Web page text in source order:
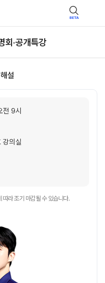
BETA
회·공개특강
설
9시
강의실
라 조기 마감될 수 있습니다.